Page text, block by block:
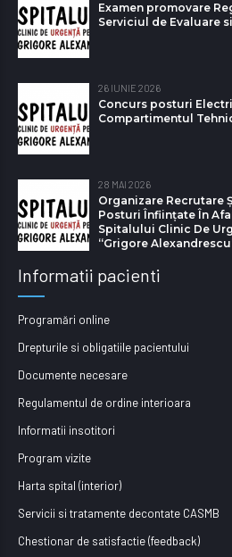
Examen promovare
Serviciul de Evaluare
26 IUNIE 2026
Concurs posturi
Compartimentul
28 MAI 2026
Organizare Recrutare
Posturi Înființate În
Spitalului Clinic De
“Grigore
Informatii pacienti
Programări online
Drepturile si obligatiile pacientului
Documente necesare
Regulamentul de ordine interioara
Informatii insotitori
Program vizite
Harta spital (interior)
Servicii si tratamente decontate CASMB
Chestionar de satisfactie (feedback)